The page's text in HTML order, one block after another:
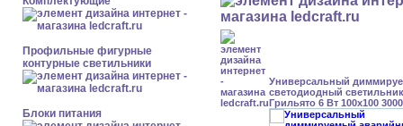
Профильные фигурные
контурные светильники
Блоки питания
Универсальный
светодиодный
Грильято 6 Вт 100x100